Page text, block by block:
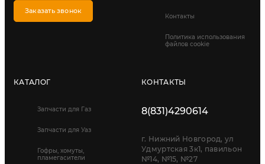
Заказать звонок
Контакты
Политика использования
файлов cookie
КАТАЛОГ
Запчасти для Газ
Запчасти для Уаз
Гофры, хомуты,
пламегасители
КОНТАКТЫ
8(831)4290614
г. Нижний Новгород, ул
Удмуртская 3к1, павильон
№14, №15, №27